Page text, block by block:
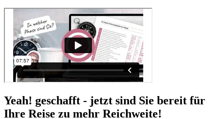
Yeah! geschafft - jetzt sind Sie bereit für
Ihre Reise zu mehr Reichweite!